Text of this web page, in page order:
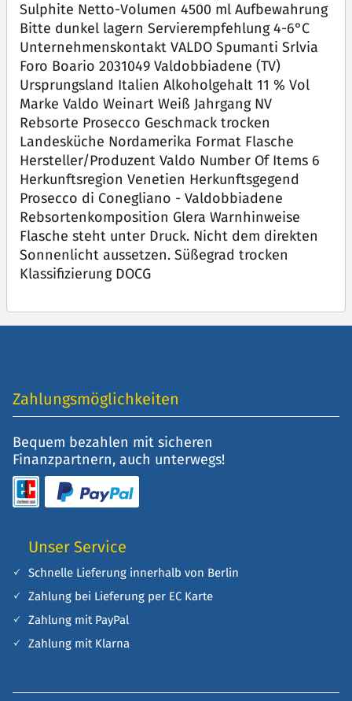
Sulphite Netto-Volumen 4500 ml Aufbewahrung
Bitte dunkel lagern Servierempfehlung 4-6°C
Unternehmenskontakt VALDO Spumanti Srlvia
Foro Boario 2031049 Valdobbiadene (TV)
Ursprungsland Italien Alkoholgehalt 11 % Vol
Marke Valdo Weinart Weiß Jahrgang NV
Rebsorte Prosecco Geschmack trocken
Landesküche Nordamerika Format Flasche
Hersteller/Produzent Valdo Number Of Items 6
Herkunftsregion Venetien Herkunftsgegend
Prosecco di Conegliano - Valdobbiadene
Rebsortenkomposition Glera Warnhinweise
Flasche steht unter Druck. Nicht dem direkten
Sonnenlicht aussetzen. Süßegrad trocken
Klassifizierung DOCG
Zahlungsmöglichkeiten
Bequem bezahlen mit sicheren
Finanzpartnern, auch unterwegs!
Unser Service
Schnelle Lieferung innerhalb von Berlin
Zahlung bei Lieferung per EC Karte
Zahlung mit PayPal
Zahlung mit Klarna